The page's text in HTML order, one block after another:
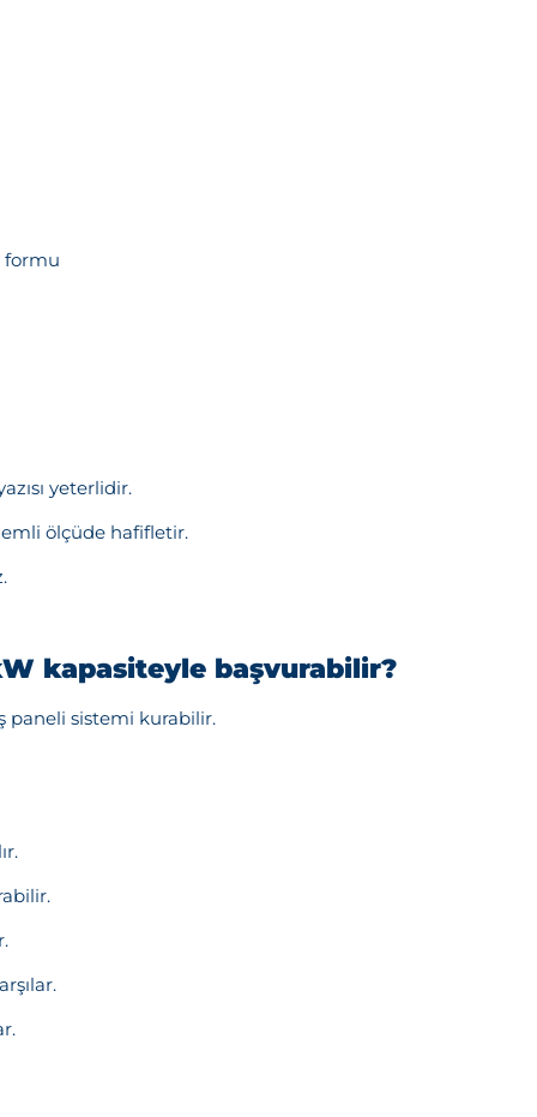
formu
yeterlidir.
ölçüde hafifletir.
kapasiteyle başvurabilir?
paneli sistemi kurabilir.